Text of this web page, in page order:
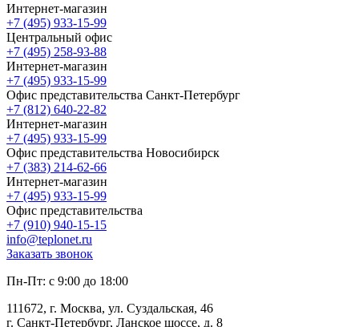
Интернет-магазин
+7 (495) 933-15-99
Центральный офис
+7 (495) 258-93-88
Интернет-магазин
+7 (495) 933-15-99
Офис представительства Санкт-Петербург
+7 (812) 640-22-82
Интернет-магазин
+7 (495) 933-15-99
Офис представительства Новосибирск
+7 (383) 214-62-66
Интернет-магазин
+7 (495) 933-15-99
Офис представительства
+7 (910) 940-15-15
info@teplonet.ru
Заказать звонок
Пн-Пт: с 9:00 до 18:00
111672, г. Москва, ул. Суздальская, 46
г. Санкт-Петербург, Ланское шоссе, д. 8